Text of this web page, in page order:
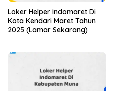
Loker Helper Indomaret Di
Kota Kendari Maret Tahun
2025 (Lamar Sekarang)